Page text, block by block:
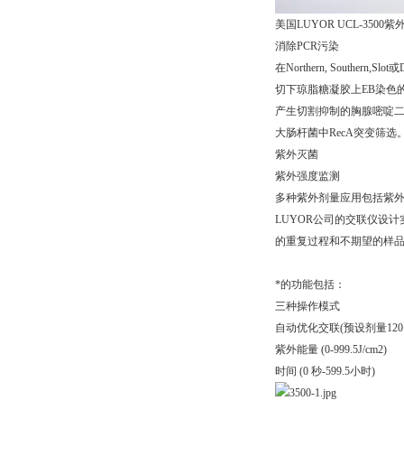
美国LUYOR UCL-3500紫
消除PCR污染
在Northern, Southern,Slot
切下琼脂糖凝胶上EB染色
产生切割抑制的胸腺嘧啶
大肠杆菌中RecA突变筛选
紫外灭菌
紫外强度监测
多种紫外剂量应用包括紫
LUYOR公司的交联仪设计
的重复过程和不期望的样
*的功能包括：
三种操作模式
自动优化交联(预设剂量120
紫外能量 (0-999.5J/cm2)
时间 (0 秒-599.5小时)